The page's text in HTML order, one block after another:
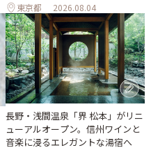
東京都 2026.08.04
長野・浅間温泉「界 松本」がリニ
ューアルオープン。信州ワインと
音楽に浸るエレガントな湯宿へ